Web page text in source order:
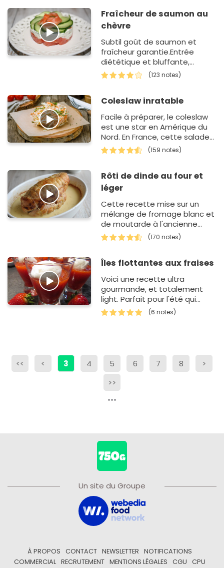
Fraîcheur de saumon au
chèvre
Subtil goût de saumon et
fraîcheur garantie.Entrée
diététique et bluffante,
parfaite si on surveille sa ligne
! Entrée l&eac…
(123 notes)
Coleslaw inratable
Facile à préparer, le coleslaw
est une star en Amérique du
Nord. En France, cette salade
composée au chou blanc et
aux carottes est moin…
(159 notes)
Rôti de dinde au four et
léger
Cette recette mise sur un
mélange de fromage blanc et
de moutarde à l'ancienne
pour obtenir une sauce
onctueuse sans utiliser de
(170 notes)
Îles flottantes aux fraises
Voici une recette ultra
gourmande, et totalement
light. Parfait pour l'été qui
arrive !
(6 notes)
<< < 3 4 5 6 7 8
>
>>
Un site du Groupe
À PROPOS CONTACT NEWSLETTER
NOTIFICATIONS
COMMERCIAL
RECRUTEMENT MENTIONS LÉGALES CGU CPU